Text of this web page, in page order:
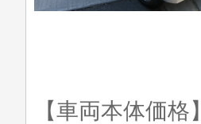
【車両本体価格】